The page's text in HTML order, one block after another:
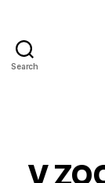
Search
V